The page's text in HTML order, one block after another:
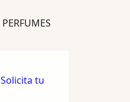
PERFUMES
Solicita tu